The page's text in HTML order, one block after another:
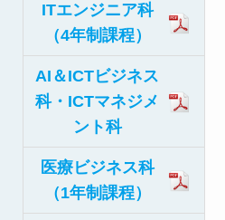
ITエンジニア科
（4年制課程）
AI＆ICTビジネス
科・ICTマネジメ
ント科
医療ビジネス科
（1年制課程）